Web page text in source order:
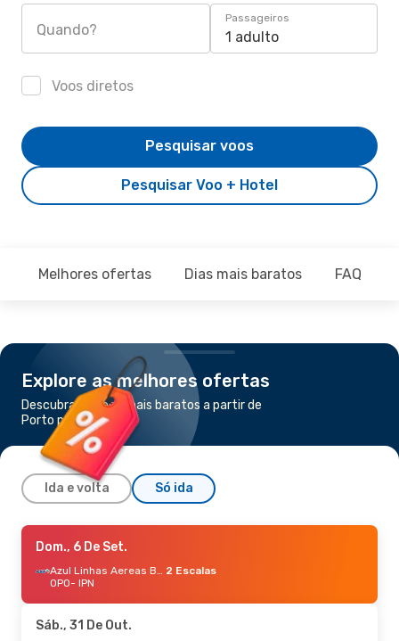
Quando?
Passageiros
1 adulto
Voos diretos
Pesquisar Voo + Hotel
Pesquisar voos
Melhores ofertas Dias mais baratos FAQ
Explore as melhores ofertas
Descubra os voos mais baratos a partir de
Porto para Ipatinga
Ida e volta Só ida
Ter., 20 De Out.
TAP Portugal2 Escalas
OPO- IPN
IPN- OPO
Dom., 6 De Set.
Azul Linhas Aereas Brasileiras 2 Escalas
OPO- IPN
Sáb., 31 De Out.